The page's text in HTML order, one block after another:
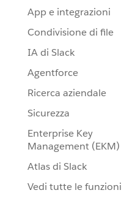
App e integrazioni
Condivisione di file
IA di Slack
Agentforce
Ricerca aziendale
Sicurezza
Enterprise Key
Management (EKM)
Atlas di Slack
Vedi tutte le funzioni